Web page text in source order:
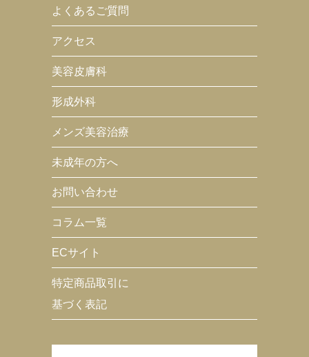
よくあるご質問
アクセス
美容皮膚科
形成外科
メンズ美容治療
未成年の方へ
お問い合わせ
コラム一覧
ECサイト
特定商品取引に
基づく表記